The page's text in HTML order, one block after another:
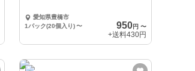
愛知県豊橋市
1パック(20個入り)〜 950円 〜
+送料430円